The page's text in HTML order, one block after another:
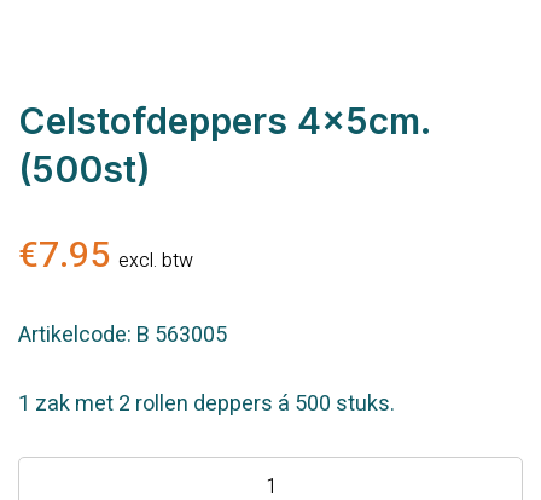
Celstofdeppers 4x5cm.
(500st)
€7.95 excl. btw
Artikelcode: B 563005
1 zak met 2 rollen deppers á 500 stuks.